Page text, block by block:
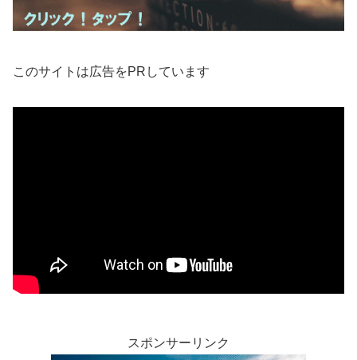
このサイトは広告をPRしています
スポンサーリンク